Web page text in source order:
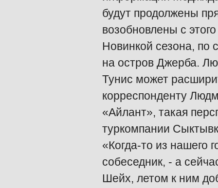
будут продолжены
возобновлены с
Новинкой сезона, по
на остров Джерба.
Тунис может
корреспонденту
«Айлант», такая
туркомпании
«Когда-то из нашего
собеседник, - а
Шейх, летом к ним